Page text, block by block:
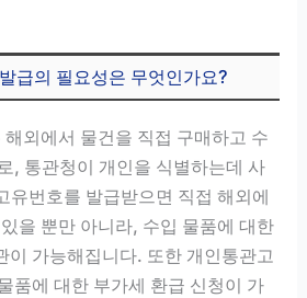
급의 필요성은 무엇인가요?
외에서 물건을 직접 구매하고 수
, 통관청이 개인을 식별하는데 사
유번호를 발급받으면 직접 해외에
을 뿐만 아니라, 수입 물품에 대한
이 가능해집니다. 또한 개인통관고
품에 대한 부가세 환급 신청이 가